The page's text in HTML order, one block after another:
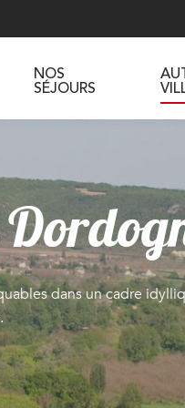
NOS
SÉJOURS
dans un cadre